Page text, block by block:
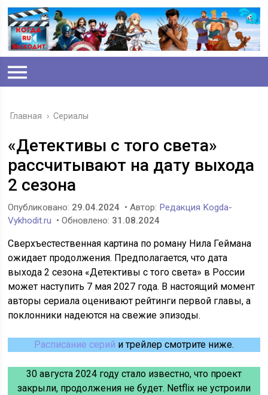
Главная › Сериалы
«Детективы с того света»
рассчитывают на дату выхода
2 сезона
Опубликовано: 29.04.2024 • Автор: Редакция Kogda-
Vykhodit.ru • Обновлено: 31.08.2024
Сверхъестественная картина по роману Нила Геймана
ожидает продолжения. Предполагается, что дата
выхода 2 сезона «Детективы с того света» в России
может наступить 7 мая 2027 года. В настоящий момент
авторы сериала оценивают рейтинги первой главы, а
поклонники надеются на свежие эпизоды.
Расписание серий и трейлер смотрите ниже.
30 августа 2024 году стало известно, что проект
закрыли, продолжения не будет. Netflix не устроили